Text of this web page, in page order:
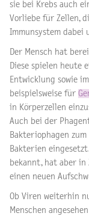
sie bei Krebs auch
Vorliebe für Zellen,
Immunsystem dabei
Der Mensch hat
Diese spielen heute
Entwicklung sowie
beispielsweise für
in Körperzellen
Auch bei der
Bakteriophagen
Bakterien
bekannt, hat aber in
einen neuen
Ob Viren weiterhin
Menschen